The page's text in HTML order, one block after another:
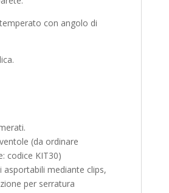
con angolo di
(da ordinare
codice KIT30)
asportabili mediante clips,
per serratura